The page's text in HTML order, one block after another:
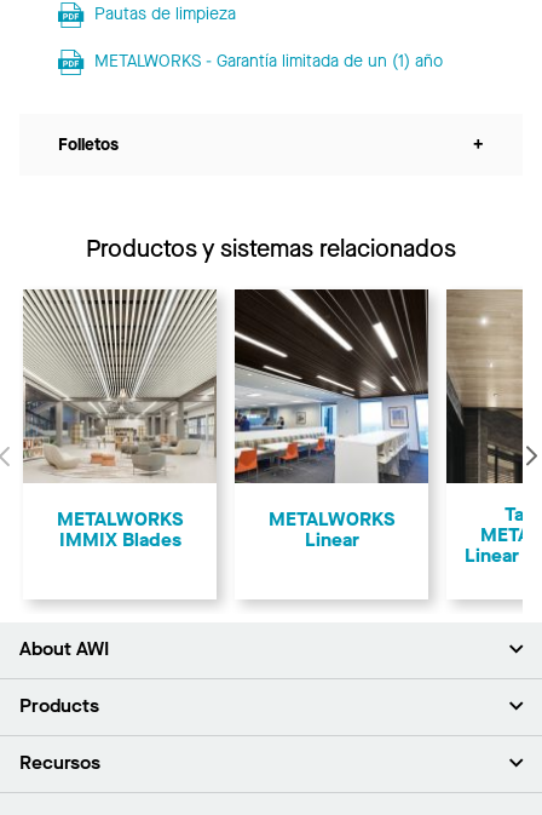
Pautas de limpieza
METALWORKS - Garantía limitada de un (1) año
Folletos +
Productos y sistemas relacionados
Anterior
METALWORKS
IMMIX Blades
METALWORKS
Linear
Linear -
About AWI
Acerca de nosotros
Sala de prensa
Products
Plafones
Recursos